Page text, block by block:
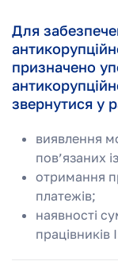
Для
призначено
звернутися у
виявлення
пов’язаних
отримання
платежів;
наявності
працівників